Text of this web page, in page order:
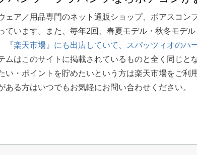
ェア／用品専門のネット通販ショップ、ボアスコン
ています。また、毎年2回、春夏モデル・秋冬モデ
『楽天市場』にも出店していて、スパッツィオの
ムはこのサイトに掲載されているものと全く同じと
い・ポイントを貯めたいという方は楽天市場をご利
ある方はいつでもお気軽にお問い合わせください。